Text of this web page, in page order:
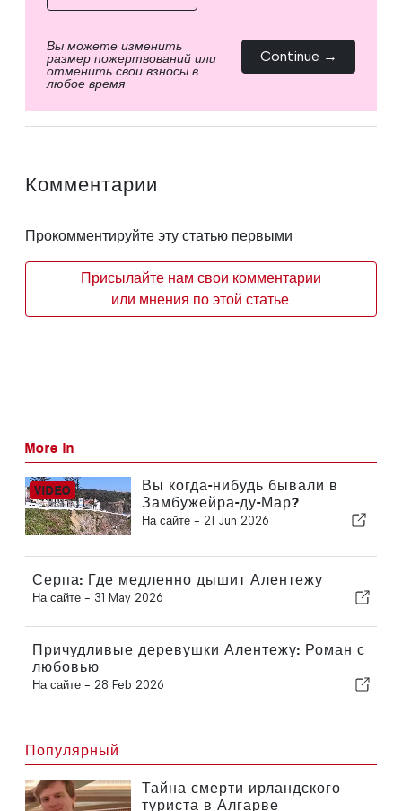
Вы можете изменить
размер пожертвований или
отменить свои взносы в
любое время
Continue →
Комментарии
Прокомментируйте эту статью первыми
Присылайте нам свои комментарии
или мнения по этой статье.
More in
Вы когда-нибудь бывали в
Замбужейра-ду-Мар?
На сайте - 21 Jun 2026
Серпа: Где медленно дышит Алентежу
На сайте - 31 May 2026
Причудливые деревушки Алентежу: Роман с
любовью
На сайте - 28 Feb 2026
Популярный
Тайна смерти ирландского
туриста в Алгарве